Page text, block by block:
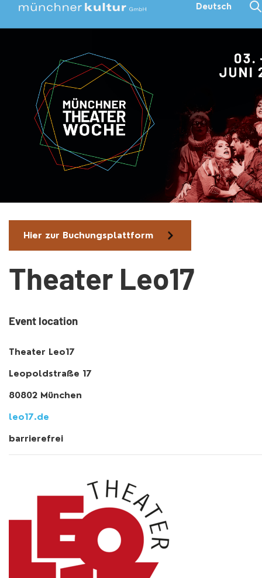
Deutsch
Hier zur Buchungsplattform
Theater Leo17
Event location
Theater Leo17
Leopoldstraße 17
80802 München
leo17.de
barrierefrei